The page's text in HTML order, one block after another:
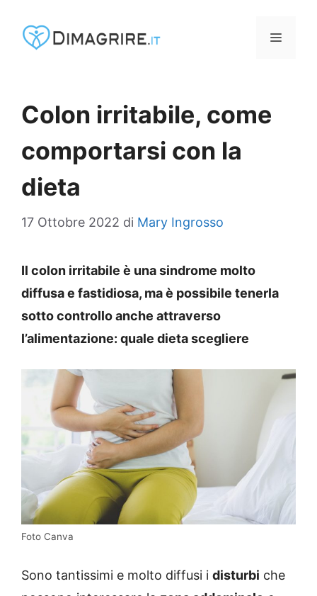
MENU
Colon irritabile, come
comportarsi con la
dieta
17 Ottobre 2022 di Mary Ingrosso
Il colon irritabile è una sindrome molto
diffusa e fastidiosa, ma è possibile tenerla
sotto controllo anche attraverso
l’alimentazione: quale dieta scegliere
Foto Canva
Sono tantissimi e molto diffusi i disturbi che